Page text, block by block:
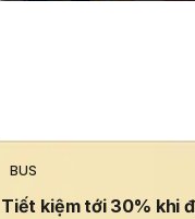
BUS
Tiết kiệm tới 30% khi